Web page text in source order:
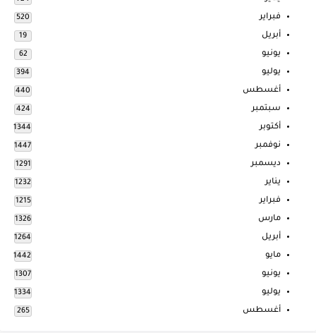
فبراير 520
أبريل 19
يونيو 62
يوليو 394
أغسطس 440
سبتمبر 424
أكتوبر 1344
نوفمبر 1447
ديسمبر 1291
يناير 1232
فبراير 1215
مارس 1326
أبريل 1264
مايو 1442
يونيو 1307
يوليو 1334
أغسطس 265